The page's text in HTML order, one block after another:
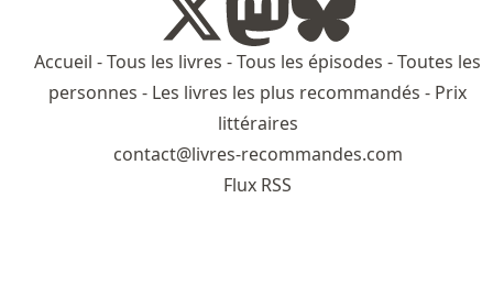
Accueil -Tous les livres -Tous les épisodes -Toutes les
personnes - Les livres les plus recommandés - Prix
littéraires
contact@livres-recommandes.com
Flux RSS